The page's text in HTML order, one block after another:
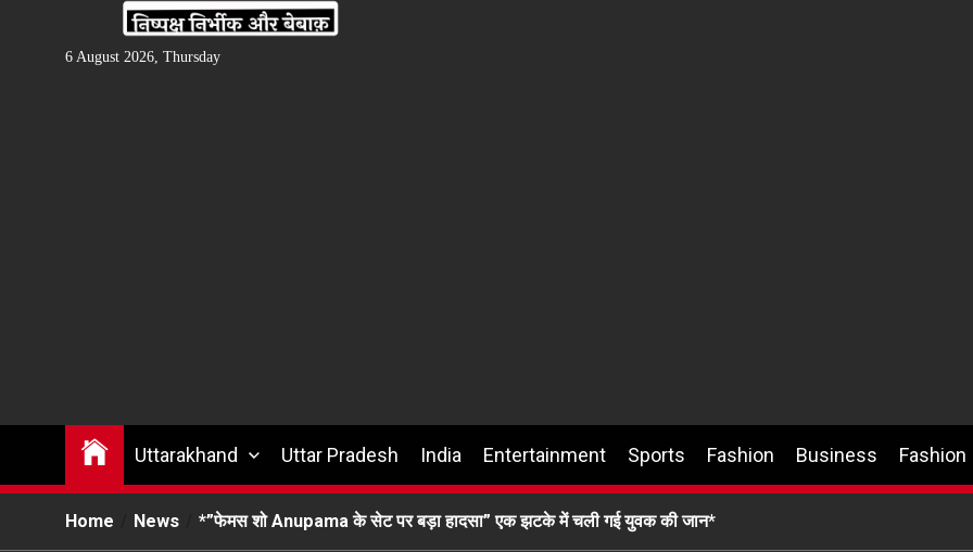
6 August 2026, Thursday
Uttarakhand Uttar Pradesh India Entertainment Sports Fashion Business Fashion
Home News *”फेमस शो Anupama के सेट पर बड़ा हादसा” एक झटके में चली गई युवक की जान*